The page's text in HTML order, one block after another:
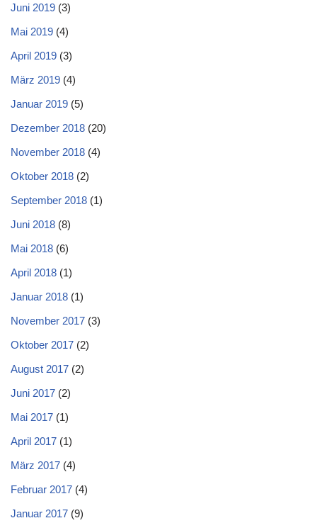
Juni 2019 (3)
Mai 2019 (4)
April 2019 (3)
März 2019 (4)
Januar 2019 (5)
Dezember 2018 (20)
November 2018 (4)
Oktober 2018 (2)
September 2018 (1)
Juni 2018 (8)
Mai 2018 (6)
April 2018 (1)
Januar 2018 (1)
November 2017 (3)
Oktober 2017 (2)
August 2017 (2)
Juni 2017 (2)
Mai 2017 (1)
April 2017 (1)
März 2017 (4)
Februar 2017 (4)
Januar 2017 (9)